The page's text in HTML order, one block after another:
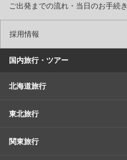
ご出発までの流れ・当日のお手続き
採用情報
国内旅行・ツアー
北海道旅行
東北旅行
関東旅行